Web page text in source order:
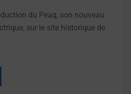
du Peaq, son nouveau
sur le site historique de